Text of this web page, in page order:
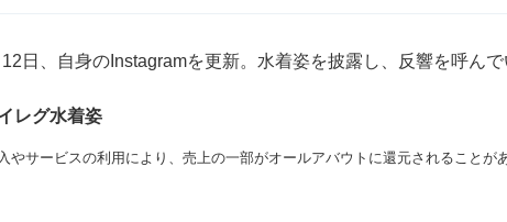
日、自身のInstagramを更新。水着姿を披露し、反響を呼んで
レグ水着姿
サービスの利用により、売上の一部がオールアバウトに還元されることがあ